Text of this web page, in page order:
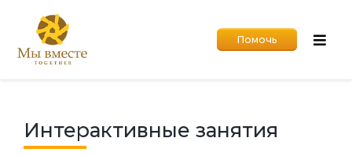
Помочь
Интерактивные занятия